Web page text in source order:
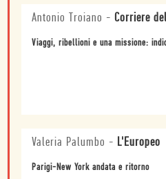
Antonio Troiano - Corriere
Viaggi, ribellioni e una missione:
Valeria Palumbo - L'Europeo
Parigi-New York andata e ritorno